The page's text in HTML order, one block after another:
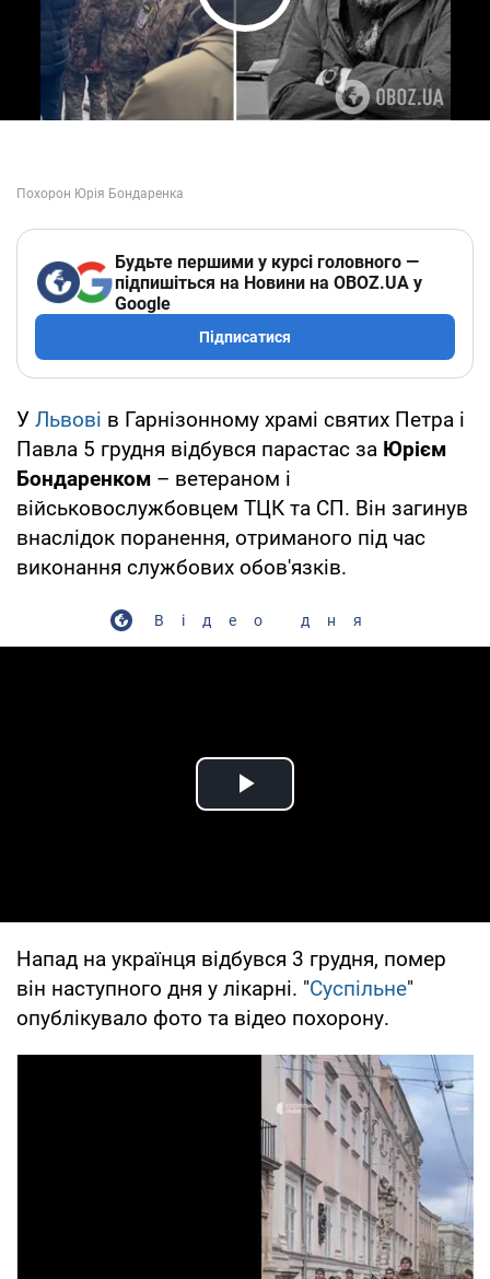
Play Video
Будьте першими у курсі головного —
підпишіться на Новини на OBOZ.UA у
Google
Підписатися
У Львові в Гарнізонному храмі святих Петра і
Павла 5 грудня відбувся парастас за Юрієм
Бондаренком – ветераном і
військовослужбовцем ТЦК та СП. Він загинув
внаслідок поранення, отриманого під час
виконання службових обов'язків.
Відео дня
Play Video
Напад на українця відбувся 3 грудня, помер
він наступного дня у лікарні. "Суспільне"
опублікувало фото та відео похорону.